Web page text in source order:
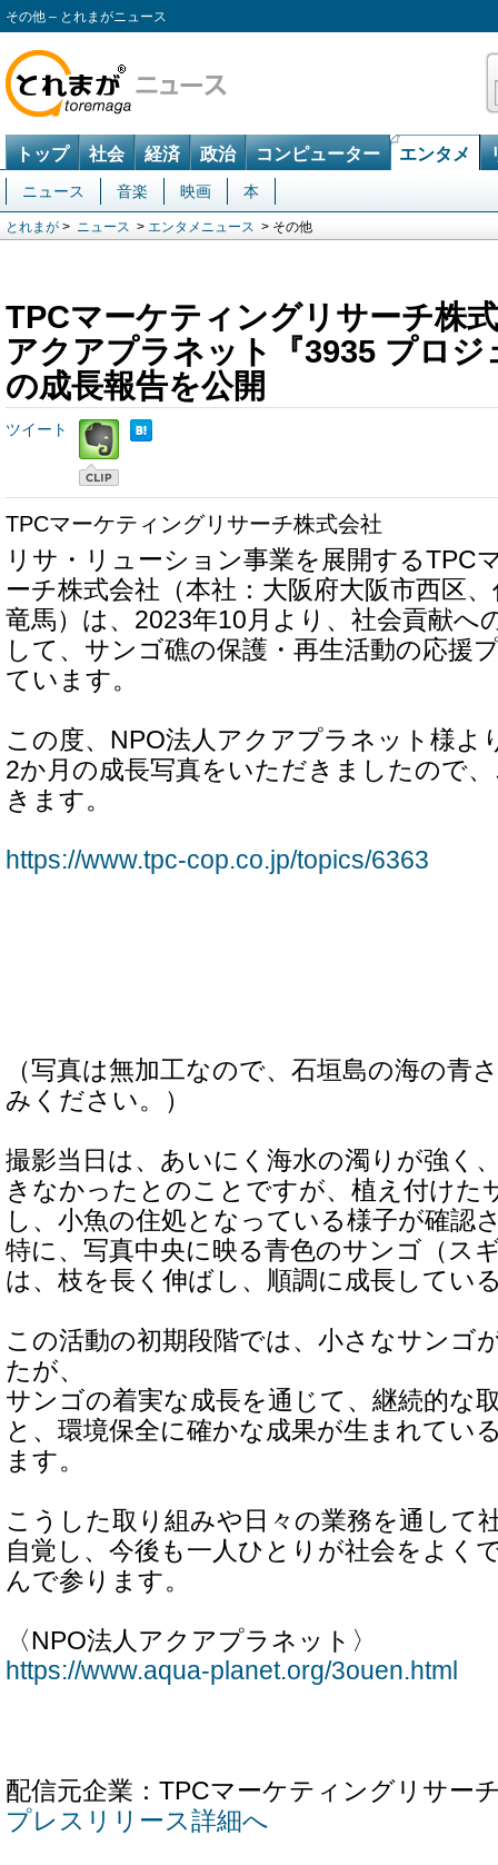
その他 – とれまがニュース
トップ 社会 経済 政治 コンピューター エンタメ
ニュース 音楽 映画 本
とれまが > ニュース > エンタメニュース > その他
TPCマーケティングリサーチ株
アクアプラネット『3935 プロ
の成長報告を公開
ツイート
TPCマーケティングリサーチ株式会社
リサ・リューション事業を展開するTPC
ーチ株式会社（本社：大阪府大阪市西区
竜馬）は、2023年10月より、社会貢献へ
して、サンゴ礁の保護・再生活動の応援
ています。
この度、NPO法人アクアプラネット様よ
2か月の成長写真をいただきましたので
きます。
https://www.tpc-cop.co.jp/topics/6363
（写真は無加工なので、石垣島の海の青
みください。）
撮影当日は、あいにく海水の濁りが強く
きなかったとのことですが、植え付けた
し、小魚の住処となっている様子が確認
特に、写真中央に映る青色のサンゴ（ス
は、枝を長く伸ばし、順調に成長してい
この活動の初期段階では、小さなサンゴ
たが、
サンゴの着実な成長を通じて、継続的な
と、環境保全に確かな成果が生まれてい
ます。
こうした取り組みや日々の業務を通して
自覚し、今後も一人ひとりが社会をよく
んで参ります。
〈NPO法人アクアプラネット〉
https://www.aqua-planet.org/3ouen.html
配信元企業：TPCマーケティングリサー
プレスリリース詳細へ